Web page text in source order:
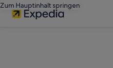
Zum Hauptinhalt springen